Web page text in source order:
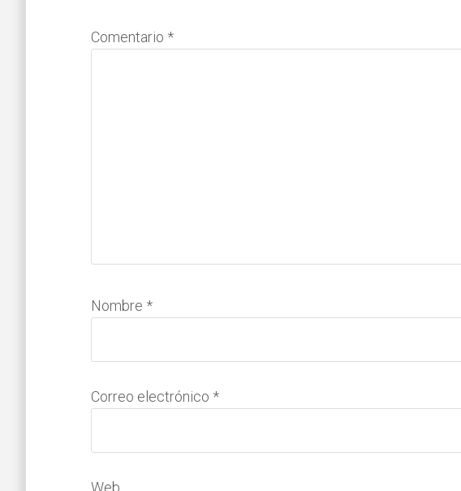
lectores
Comentario *
Nombre *
Correo electrónico *
Web